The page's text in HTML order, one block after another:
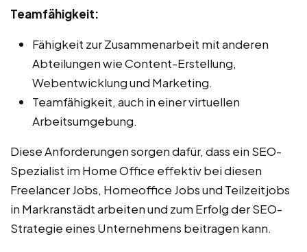
Teamfähigkeit:
Fähigkeit zur Zusammenarbeit mit anderen
Abteilungen wie Content-Erstellung,
Webentwicklung und Marketing.
Teamfähigkeit, auch in einer virtuellen
Arbeitsumgebung.
Diese Anforderungen sorgen dafür, dass ein SEO-
Spezialist im Home Office effektiv bei diesen
Freelancer Jobs, Homeoffice Jobs und Teilzeitjobs
in Markranstädt arbeiten und zum Erfolg der SEO-
Strategie eines Unternehmens beitragen kann.